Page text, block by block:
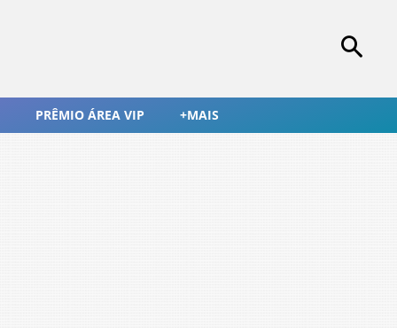
PRÊMIO ÁREA VIP +MAIS